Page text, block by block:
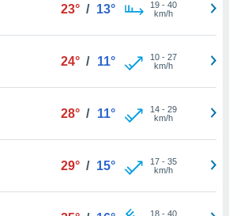
23° / 13° 19- 40
km/h
24° / 11° 10- 27
km/h
28° / 11° 14- 29
km/h
29° / 15° 17- 35
km/h
18- 40